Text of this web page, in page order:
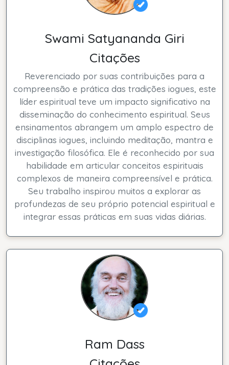
Swami Satyananda Giri
Citações
Reverenciado por suas contribuições para a
compreensão e prática das tradições iogues, este
líder espiritual teve um impacto significativo na
disseminação do conhecimento espiritual. Seus
ensinamentos abrangem um amplo espectro de
disciplinas iogues, incluindo meditação, mantra e
investigação filosófica. Ele é reconhecido por sua
habilidade em articular conceitos espirituais
complexos de maneira compreensível e prática.
Seu trabalho inspirou muitos a explorar as
profundezas de seu próprio potencial espiritual e
integrar essas práticas em suas vidas diárias.
Ram Dass